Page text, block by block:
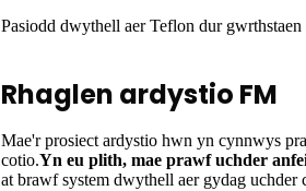
Pasiodd dwythell aer Teflon dur
Rhaglen ardystio FM
Mae'r prosiect ardystio hwn yn cynnwys
cotio.Yn eu plith, mae prawf uchder
at brawf system dwythell aer gydag